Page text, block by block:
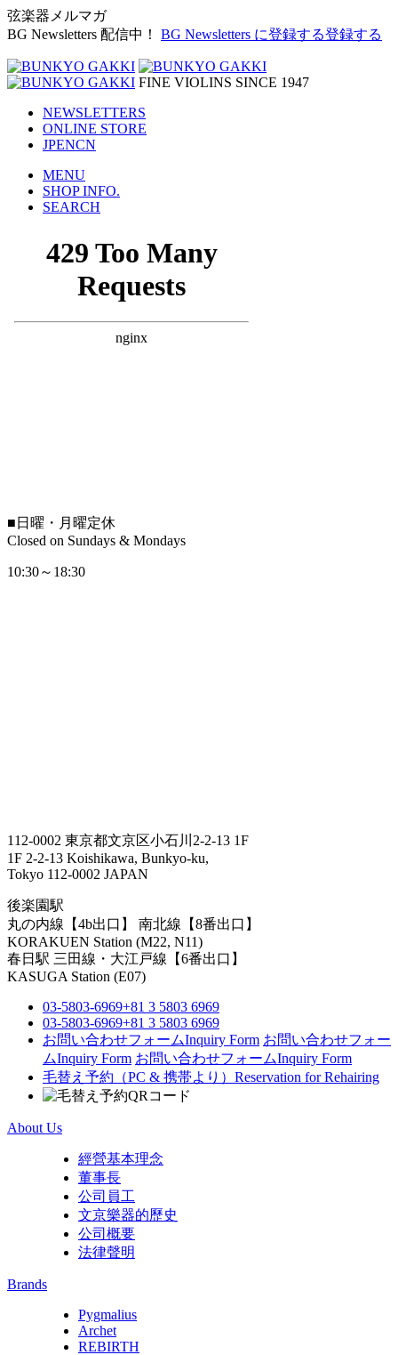
弦楽器メルマガ
BG Newsletters 配信中！
BG Newsletters に登録する登録する
FINE VIOLINS SINCE 1947
NEWSLETTERS
ONLINE STORE
JPENCN
MENU
SHOP INFO.
SEARCH
■ 日曜・月曜定休
Closed on Sundays & Mondays
10:30～18:30
112-0002 東京都文京区小石川2-2-13 1F
1F 2-2-13 Koishikawa, Bunkyo-ku,
Tokyo 112-0002 JAPAN
後楽園駅
丸の内線【4b出口】 南北線【8番出口】
KORAKUEN Station (M22, N11)
春日駅 三田線・大江戸線【6番出口】
KASUGA Station (E07)
03-5803-6969+81 3 5803 6969
03-5803-6969+81 3 5803 6969
お問い合わせフォームInquiry Form お問い合わせフォー
ムInquiry Form お問い合わせフォームInquiry Form
毛替え予約（PC & 携帯より） Reservation for Rehairing
About Us
經營基本理念
董事長
公司員工
文京樂器的歷史
公司概要
法律聲明
Brands
Pygmalius
Archet
REBIRTH